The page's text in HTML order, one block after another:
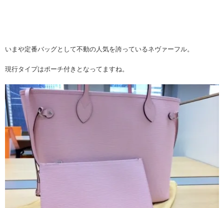
いまや定番バッグとして不動の人気を誇っているネヴァーフル。
現行タイプはポーチ付きとなってますね。